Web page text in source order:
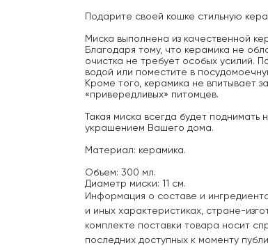
Подарите своей кошке стильную
Миска выполнена из качественной
Благодаря тому, что керамика не
очистка не требует особых усилий.
водой или поместите в
Кроме того, керамика не впитывает
«привередливых» питомцев.
Такая миска всегда будет
украшением Вашего дома.
Материал: керамика.
Объем: 300 мл.
Диаметр миски: 11 см.
Информация о составе и
и иных характеристиках, стране-
комплекте поставки товара носит
последних доступных к моменту